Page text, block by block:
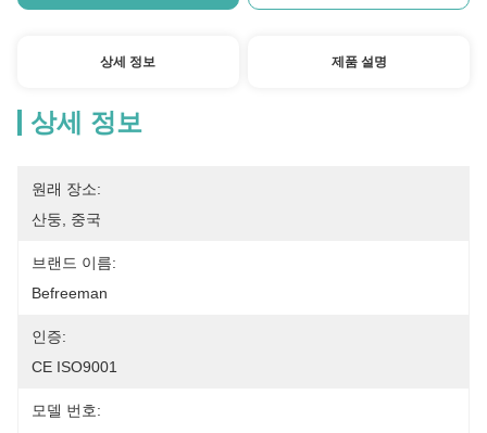
상세 정보 제품 설명
상세 정보
원래 장소:
산둥, 중국
브랜드 이름:
Befreeman
인증:
CE ISO9001
모델 번호: